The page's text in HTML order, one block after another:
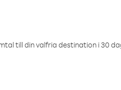
till din valfria destination i 30